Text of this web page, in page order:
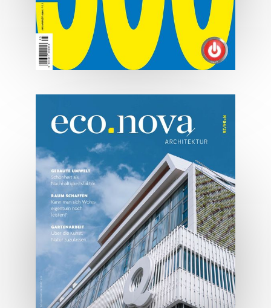
07/2026
Tirols Top 500 - Juli/August
2026
JETZT BESTELLEN
ONLINE LESEN